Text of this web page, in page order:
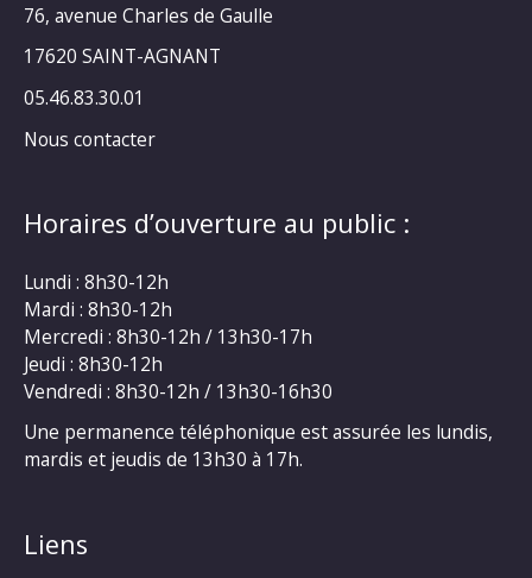
76, avenue Charles de Gaulle
17620 SAINT-AGNANT
05.46.83.30.01
Nous contacter
Horaires d’ouverture au public :
Lundi : 8h30-12h
Mardi : 8h30-12h
Mercredi : 8h30-12h / 13h30-17h
Jeudi : 8h30-12h
Vendredi : 8h30-12h / 13h30-16h30
Une permanence téléphonique est assurée les lundis,
mardis et jeudis de 13h30 à 17h.
Liens